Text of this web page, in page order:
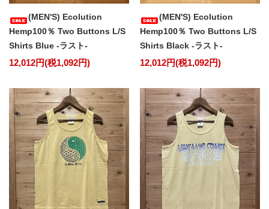
(MEN'S) Ecolution
Hemp100％ Two Buttons L/S
Shirts Blue -ラスト-
12,012円(税1,092円)
(MEN'S) Ecolution
Hemp100％ Two Buttons L/S
Shirts Black -ラスト-
12,012円(税1,092円)